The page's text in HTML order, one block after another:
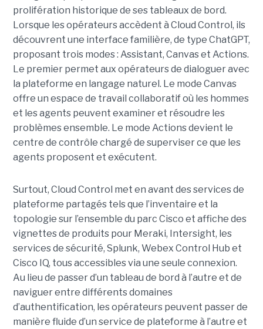
prolifération historique de ses tableaux de bord.
Lorsque les opérateurs accèdent à Cloud Control, ils
découvrent une interface familière, de type ChatGPT,
proposant trois modes : Assistant, Canvas et Actions.
Le premier permet aux opérateurs de dialoguer avec
la plateforme en langage naturel. Le mode Canvas
offre un espace de travail collaboratif où les hommes
et les agents peuvent examiner et résoudre les
problèmes ensemble. Le mode Actions devient le
centre de contrôle chargé de superviser ce que les
agents proposent et exécutent.
Surtout, Cloud Control met en avant des services de
plateforme partagés tels que l’inventaire et la
topologie sur l’ensemble du parc Cisco et affiche des
vignettes de produits pour Meraki, Intersight, les
services de sécurité, Splunk, Webex Control Hub et
Cisco IQ, tous accessibles via une seule connexion.
Au lieu de passer d’un tableau de bord à l’autre et de
naviguer entre différents domaines
d’authentification, les opérateurs peuvent passer de
manière fluide d’un service de plateforme à l’autre et